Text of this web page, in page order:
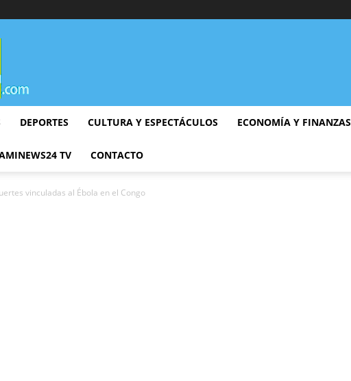
DEPORTES CULTURA Y ESPECTÁCULOS ECONOMÍA Y FINANZAS
TV CONTACTO
vinculadas al Ébola en el Congo